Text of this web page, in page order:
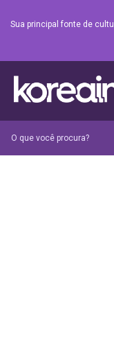
Sua principal fonte de